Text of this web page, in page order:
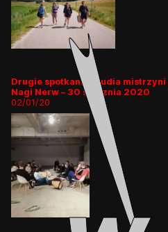
Drugie spotkanie Studia mistrzyni
Nagi Nerw – 30 stycznia 2020
02/01/20